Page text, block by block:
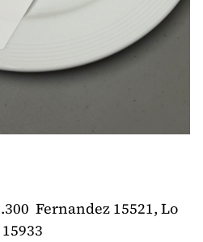
Fernandez 15521, Lo